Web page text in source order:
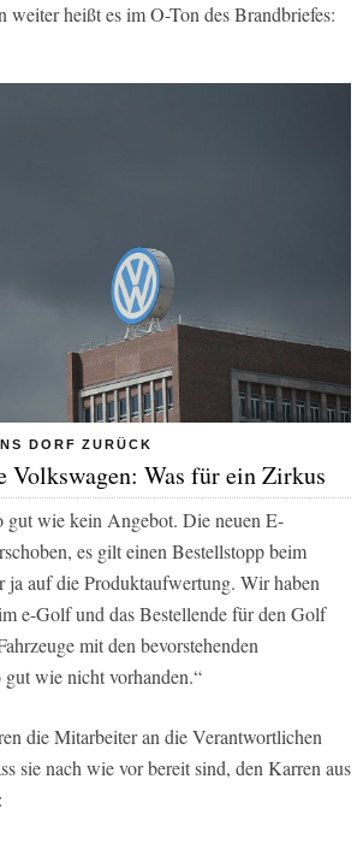
weiter heißt es im O-Ton des Brandbriefes:
DORF ZURÜCK
Volkswagen: Was für ein Zirkus
gut wie kein Angebot. Die neuen E-
es gilt einen Bestellstopp beim
auf die Produktaufwertung. Wir haben
e-Golf und das Bestellende für den Golf
mit den bevorstehenden
wie nicht vorhanden.“
die Mitarbeiter an die Verantwortlichen
sie nach wie vor bereit sind, den Karren aus